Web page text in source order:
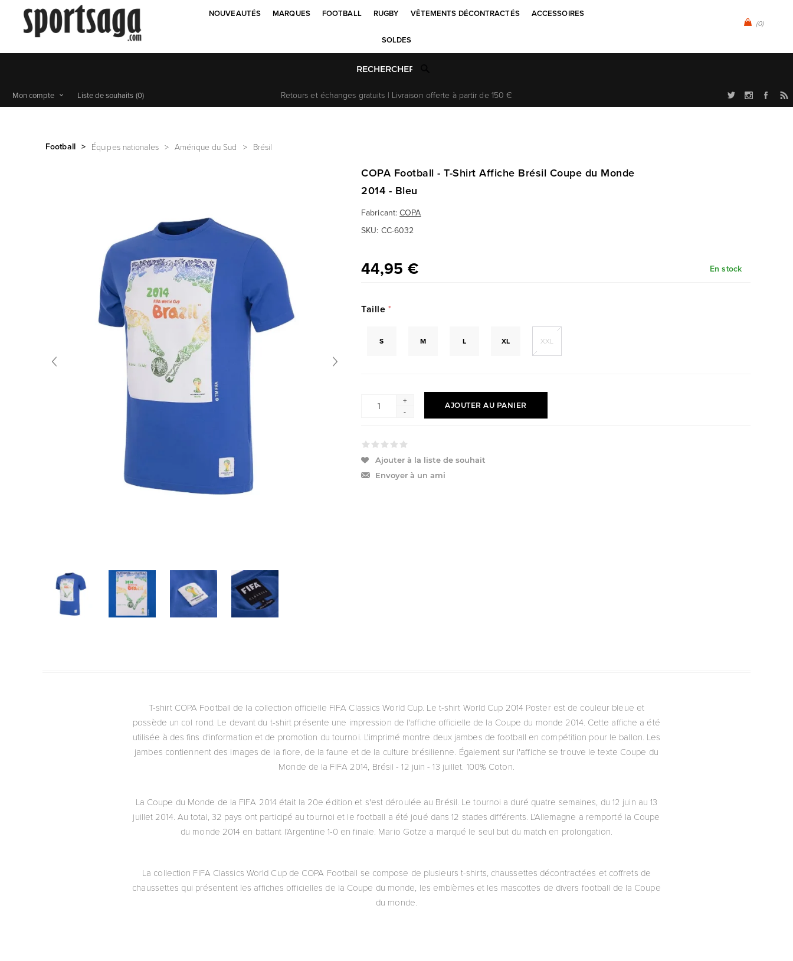
(0)
NOUVEAUTÉS MARQUES FOOTBALL RUGBY VÊTEMENTS DÉCONTRACTÉS ACCESSOIRES
SOLDES
Retours et échanges gratuits | Livraison offerte à partir de 150 €
Mon compte Liste de souhaits (0)
Football > Équipes nationales > Amérique du Sud > Brésil
COPA Football - T-Shirt Affiche Brésil Coupe du Monde
2014 - Bleu
Fabricant: COPA
SKU: CC-6032
44,95 € En stock
Taille *
S M L XL XXL
+
-
AJOUTER AU PANIER
Ajouter à la liste de souhait
Envoyer à un ami
T-shirt COPA Football de la collection officielle FIFA Classics World Cup. Le t-shirt World Cup 2014 Poster est de couleur bleue et
possède un col rond. Le devant du t-shirt présente une impression de l'affiche officielle de la Coupe du monde 2014. Cette affiche a été
utilisée à des fins d'information et de promotion du tournoi. L'imprimé montre deux jambes de football en compétition pour le ballon. Les
jambes contiennent des images de la flore, de la faune et de la culture brésilienne. Également sur l'affiche se trouve le texte Coupe du
Monde de la FIFA 2014, Brésil - 12 juin - 13 juillet. 100% Coton.
La Coupe du Monde de la FIFA 2014 était la 20e édition et s'est déroulée au Brésil. Le tournoi a duré quatre semaines, du 12 juin au 13
juillet 2014. Au total, 32 pays ont participé au tournoi et le football a été joué dans 12 stades différents. L'Allemagne a remporté la Coupe
du monde 2014 en battant l'Argentine 1-0 en finale. Mario Gotze a marqué le seul but du match en prolongation.
La collection FIFA Classics World Cup de COPA Football se compose de plusieurs t-shirts, chaussettes décontractées et coffrets de
chaussettes qui présentent les affiches officielles de la Coupe du monde, les emblèmes et les mascottes de divers football de la Coupe
du monde.